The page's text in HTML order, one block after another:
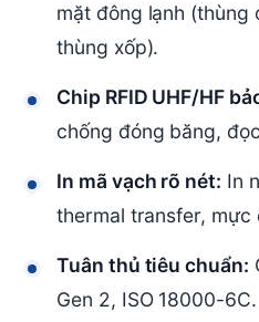
mặt đông lạnh (thùng
thùng xốp).
Chip RFID UHF/HF
chống đóng băng,
In mã vạch rõ nét: In
thermal transfer, mực
Tuân thủ tiêu chuẩn:
Gen 2, ISO 18000-6C.